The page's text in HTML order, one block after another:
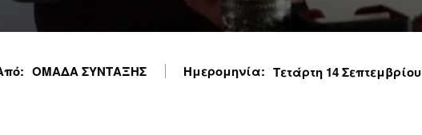
ΟΜΑΔΑ ΣΥΝΤΑΞΗΣ Ημερομηνία: Τετάρτη 14 Σεπτεμβρίου